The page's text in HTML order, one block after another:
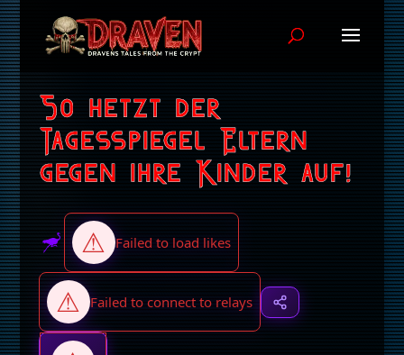
So hetzt der
Tagesspiegel Eltern
gegen ihre Kinder auf!